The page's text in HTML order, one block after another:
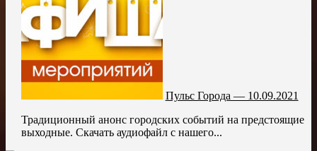
Пульс Города — 10.09.2021
Традиционный анонс городских событий на предстоящие
выходные. Скачать аудиофайл с нашего...